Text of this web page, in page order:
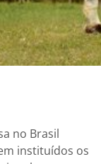
no Brasil
instituídos os